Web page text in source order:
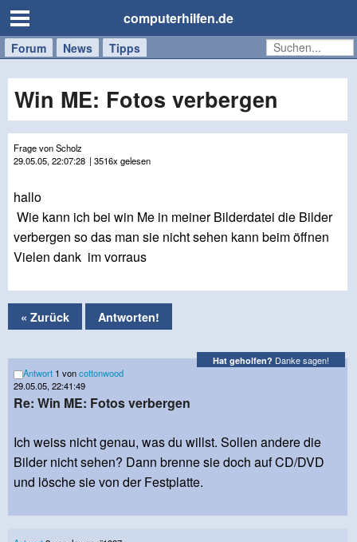
computerhilfen.de
Forum News Tipps
Handy
Tablet
Windows
Mac
Win ME: Fotos verbergen
Frage von Scholz
29.05.05, 22:07:28 | 3516x gelesen
hallo
Wie kann ich bei win Me in meiner Bilderdatei die Bilder
verbergen so das man sie nicht sehen kann beim öffnen
Vielen dank im vorraus
« Zurück Antworten!
Hat geholfen? Danke sagen!
Antwort 1 voncottonwood
29.05.05, 22:41:49
Re: Win ME: Fotos verbergen
Ich weiss nicht genau, was du willst. Sollen andere die
Bilder nicht sehen? Dann brenne sie doch auf CD/DVD
und lösche sie von der Festplatte.